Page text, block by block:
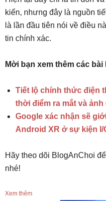
kiến, nhưng đây là nguồn
là lần đầu tiên nói về điều
tin chính xác.
Mời bạn xem thêm các bài
Tiết lộ chính thức điện
thời điểm ra mắt và
Google xác nhận sẽ
Android XR ở sự kiện I/
Hãy theo dõi BlogAnChoi
nhé!
Xem thêm